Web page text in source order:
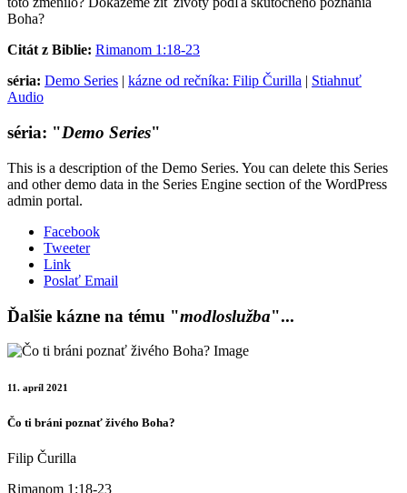
Boha?
Citát z Biblie: Rimanom 1:18-23
séria: Demo Series | kázne od rečníka: Filip Čurilla | Stiahnuť
Audio
séria: "Demo Series"
This is a description of the Demo Series. You can delete this Series
and other demo data in the Series Engine section of the WordPress
admin portal.
Facebook
Tweeter
Link
Poslať Email
Ďalšie kázne na tému "modloslužba"...
11. apríl 2021
Čo ti bráni poznať živého Boha?
Filip Čurilla
Rimanom 1:18-23